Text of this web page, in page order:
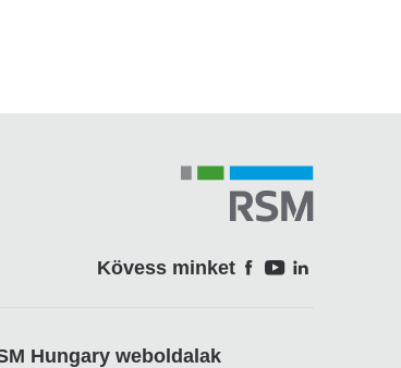
Kövess minket
Hungary weboldalak